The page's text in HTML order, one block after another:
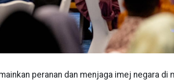
peranan dan menjaga imej negara di